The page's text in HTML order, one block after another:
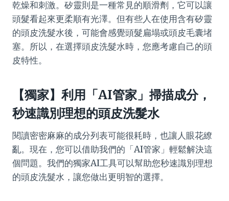
乾燥和刺激。矽靈則是一種常見的順滑劑，它可以讓
頭髮看起來更柔順有光澤。但有些人在使用含有矽靈
的頭皮洗髮水後，可能會感覺頭髮扁塌或頭皮毛囊堵
塞。所以，在選擇頭皮洗髮水時，您應考慮自己的頭
皮特性。
【獨家】利用「AI管家」掃描成分，
秒速識別理想的頭皮洗髮水
閱讀密密麻麻的成分列表可能很耗時，也讓人眼花繚
亂。現在，您可以借助我們的「AI管家」輕鬆解決這
個問題。我們的獨家AI工具可以幫助您秒速識別理想
的頭皮洗髮水，讓您做出更明智的選擇。